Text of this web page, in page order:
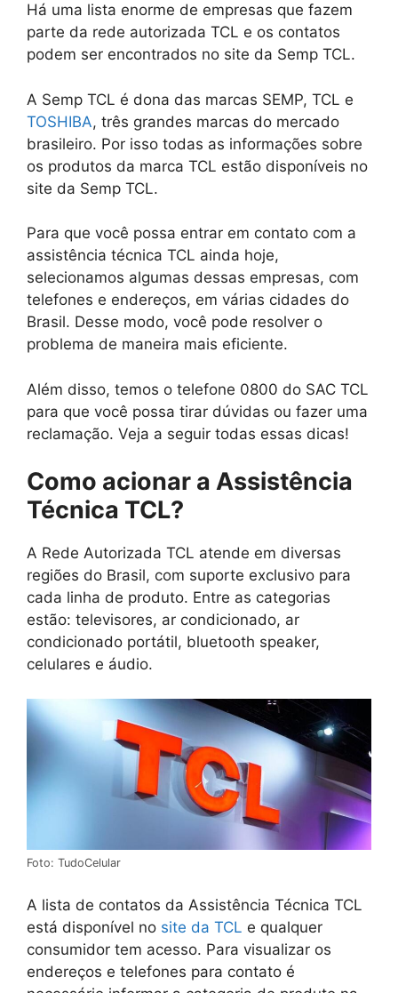
Há uma lista enorme de empresas que fazem
parte da rede autorizada TCL e os contatos
podem ser encontrados no site da Semp TCL.
A Semp TCL é dona das marcas SEMP, TCL e
TOSHIBA, três grandes marcas do mercado
brasileiro. Por isso todas as informações sobre
os produtos da marca TCL estão disponíveis no
site da Semp TCL.
Para que você possa entrar em contato com a
assistência técnica TCL ainda hoje,
selecionamos algumas dessas empresas, com
telefones e endereços, em várias cidades do
Brasil. Desse modo, você pode resolver o
problema de maneira mais eficiente.
Além disso, temos o telefone 0800 do SAC TCL
para que você possa tirar dúvidas ou fazer uma
reclamação. Veja a seguir todas essas dicas!
Como acionar a Assistência
Técnica TCL?
A Rede Autorizada TCL atende em diversas
regiões do Brasil, com suporte exclusivo para
cada linha de produto. Entre as categorias
estão: televisores, ar condicionado, ar
condicionado portátil, bluetooth speaker,
celulares e áudio.
Foto: TudoCelular
A lista de contatos da Assistência Técnica TCL
está disponível no site da TCL e qualquer
consumidor tem acesso. Para visualizar os
endereços e telefones para contato é